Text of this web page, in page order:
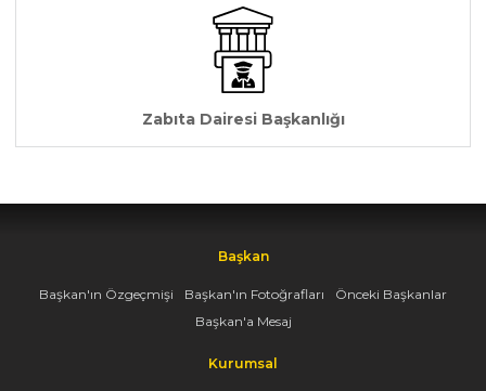
Zabıta Dairesi Başkanlığı
Başkan
Başkan'ın Özgeçmişi Başkan'ın Fotoğrafları
Önceki Başkanlar
Başkan'a Mesaj
Kurumsal